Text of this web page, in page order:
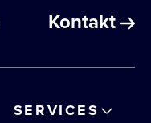
Kontakt
SERVICES